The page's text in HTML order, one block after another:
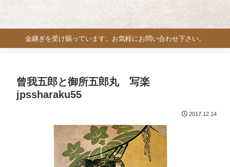
金継ぎを受け賜っています。お気軽にお問い合わせ下さい。
曾我五郎と御所五郎丸 写楽
jpssharaku55
2017.12.14